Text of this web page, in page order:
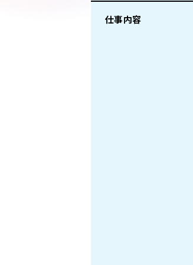
仕事内容